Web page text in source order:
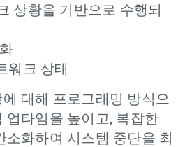
상황을 기반으로 수행되
워크 상태
대해 프로그래밍 방식으
업타임을 높이고, 복잡한
소화하여 시스템 중단을 최